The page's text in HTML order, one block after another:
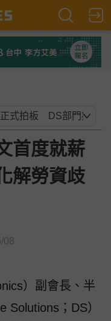
首度就薪
解勞資歧
08
）副會長、半
Solutions；DS）